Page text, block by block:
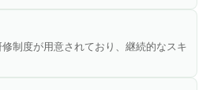
制度が用意されており、継続的なスキ